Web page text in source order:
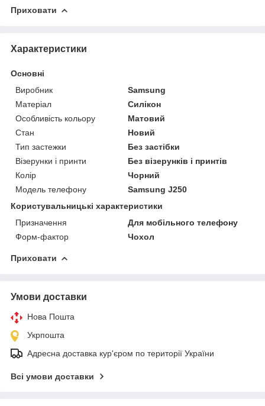
Приховати
Характеристики
Основні
Виробник
Samsung
Матеріал
Силікон
Особливість кольору
Матовий
Стан
Новий
Тип застежки
Без застібки
Візерунки і принти
Без візерунків і принтів
Колір
Чорний
Модель телефону
Samsung J250
Користувальницькі характеристики
Призначення
Для мобільного телефону
Форм-фактор
Чохол
Приховати
Умови доставки
Нова Пошта
Укрпошта
Адресна доставка кур'єром по території України
Всі умови доставки